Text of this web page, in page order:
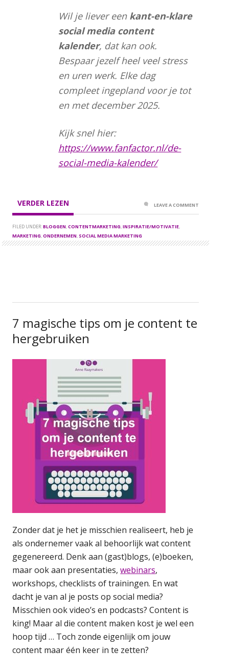
Wil je liever een kant-en-klare
social media content
kalender, dat kan ook.
Bespaar jezelf heel veel stress
en uren werk. Elke dag
compleet ingepland voor je tot
en met december 2025.
Kijk snel hier:
https://www.fanfactor.nl/de-
social-media-kalender/
VERDER LEZEN
FILED UNDER:BLOGGEN,CONTENTMARKETING,INSPIRATIE/MOTIVATIE,
MARKETING,ONDERNEMEN, SOCIAL MEDIA MARKETING
LEAVE A COMMENT
7 magische tips om je content te
hergebruiken
Zonder dat je het je misschien realiseert, heb je
als ondernemer vaak al behoorlijk wat content
gegenereerd. Denk aan (gast)blogs, (e)boeken,
maar ook aan presentaties,webinars,
workshops, checklists of trainingen. En wat
dacht je van al je posts op social media?
Misschien ook video’s en podcasts? Content is
king! Maar al die content maken kost je wel een
hoop tijd … Toch zonde eigenlijk om jouw
content maar één keer in te zetten?